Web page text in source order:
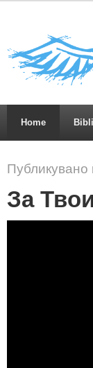
Home
Публикувано
За